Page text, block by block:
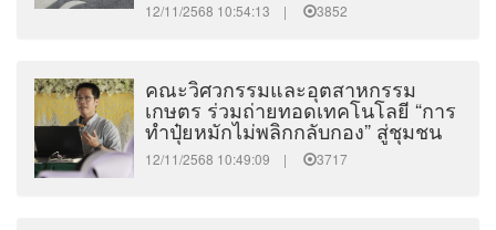
12/11/2568 10:54:13 | 3852
คณะวิศวกรรมและอุตสาหกรรม
เกษตร ร่วมถ่ายทอดเทคโนโลยี “การ
ทำปุ๋ยหมักไม่พลิกกลับกอง” สู่ชุมชน
12/11/2568 10:49:09 | 3717